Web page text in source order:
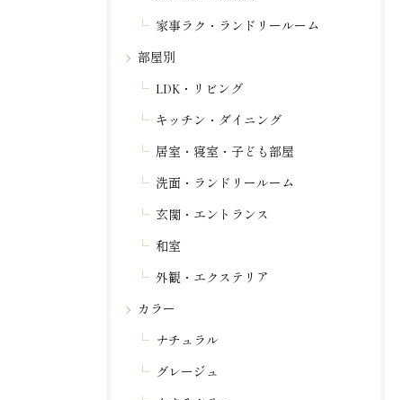
家事ラク・ランドリールーム
部屋別
LDK・リビング
キッチン・ダイニング
居室・寝室・子ども部屋
洗面・ランドリールーム
玄関・エントランス
和室
外観・エクステリア
カラー
ナチュラル
グレージュ